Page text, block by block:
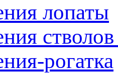
лопаты
рогатка